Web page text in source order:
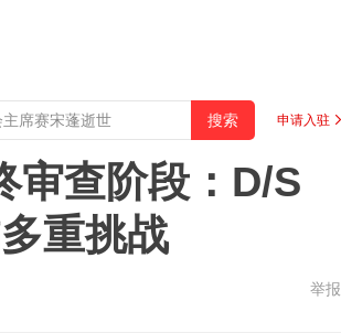
申请入驻
审查阶段：D/S
重挑战
举报